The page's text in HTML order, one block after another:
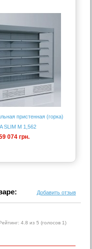
пристенная (горка)
SLIM M 1,562
074 грн.
Добавить отзыв
4.8 из 5 (голосов 1)